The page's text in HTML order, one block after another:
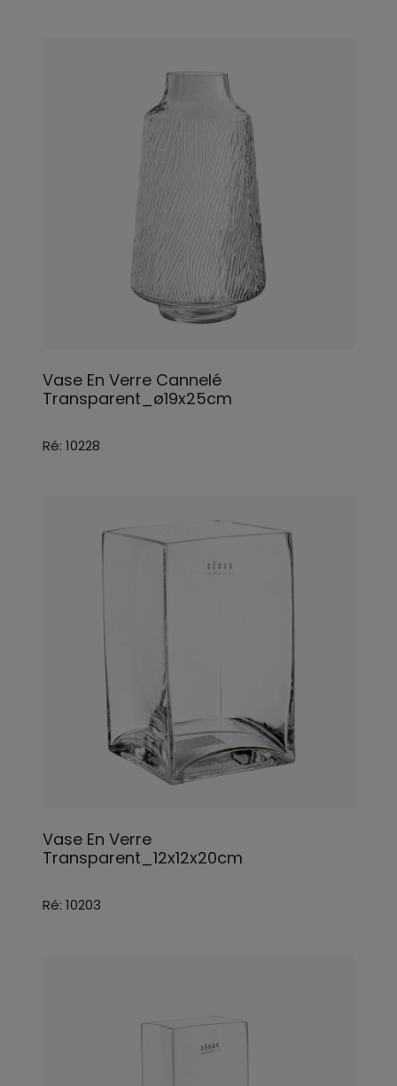
Vase En Verre Cannelé
Transparent_ø19x25cm
Ré: 10228
Vase En Verre
Transparent_12x12x20cm
Ré: 10203